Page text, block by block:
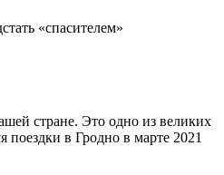
«спасителем»
стране. Это одно из великих
поездки в Гродно в марте 2021